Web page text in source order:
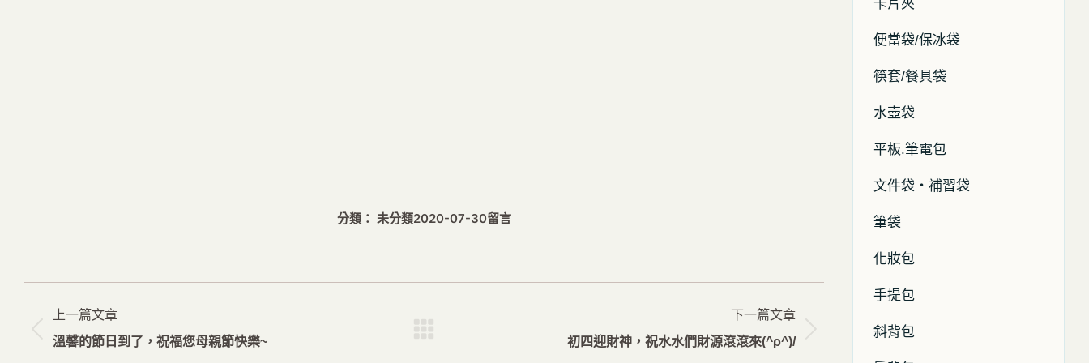
分類： 未分類2020-07-30留言
上一篇文章
上
溫馨的節日到了，祝福您母親節快樂~
下一篇文章
初四迎財神，祝水水們財源滾滾來(^ρ^)/
卡片夾
便當袋/保冰袋
筷套/餐具袋
水壺袋
平板.筆電包
文件袋・補習袋
筆袋
化妝包
手提包
斜背包